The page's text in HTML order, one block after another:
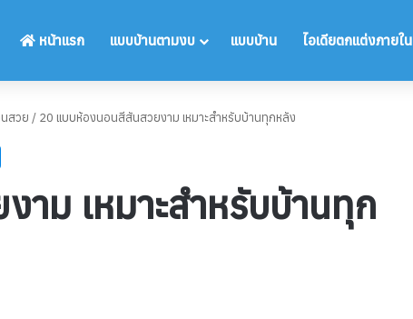
หน้าแรก แบบบ้านตามงบ แบบบ้าน ไอเดียตกแต่งภายใน
สวย / 20 แบบห้องนอนสีสันสวยงาม เหมาะสำหรับบ้านทุกหลัง
ม เหมาะสำหรับบ้านทุก